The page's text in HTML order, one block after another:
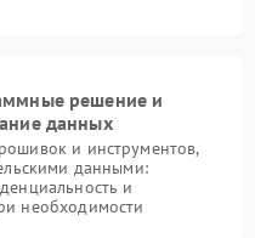
решение и
данных
и инструментов,
данными:
и
необходимости